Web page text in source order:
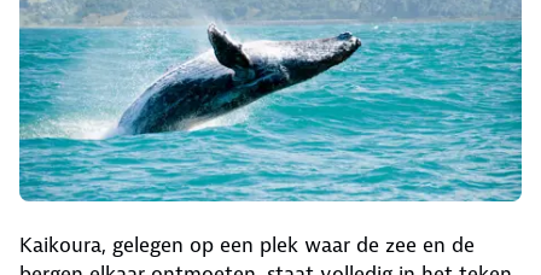
Kaikoura, gelegen op een plek waar de zee en de